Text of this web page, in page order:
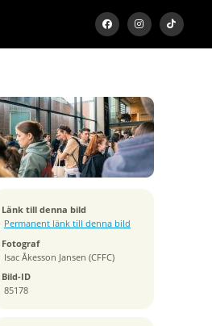
Länk till denna bild
Permanent länk till denna bild
Fotograf
Isac Åkesson Jansen (CFFC)
Bild-ID
85178
Exponeringstid
1/320 sek
Bländare
f/3.5
Kamera
Tagen
2024:08:27 09:30:55
ISO
2000
Brännvidd
35 mm